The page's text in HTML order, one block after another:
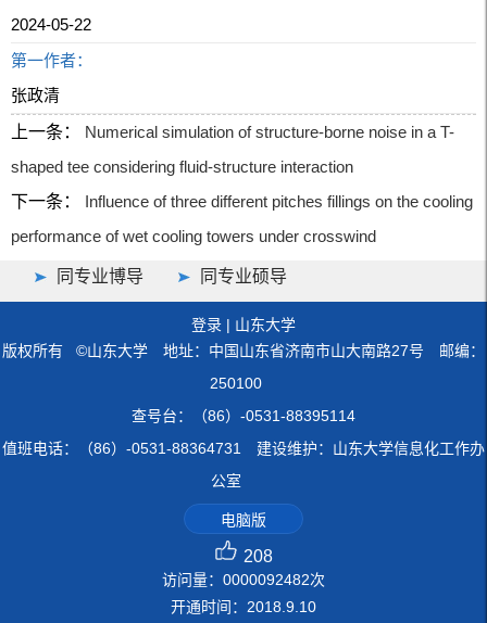
2024-05-22
第一作者：
张政清
上一条：
Numerical simulation of structure-borne noise in a T-
shaped tee considering fluid-structure interaction
下一条：
Influence of three different pitches fillings on the cooling
performance of wet cooling towers under crosswind
同专业博导 同专业硕导
登录 | 山东大学
版权所有 ©山东大学 地址：中国山东省济南市山大南路27号 邮编：
250100
查号台：（86）-0531-88395114
值班电话：（86）-0531-88364731 建设维护：山东大学信息化工作办
公室
电脑版
208
访问量： 0000092482次
开通时间： 2018 9 10